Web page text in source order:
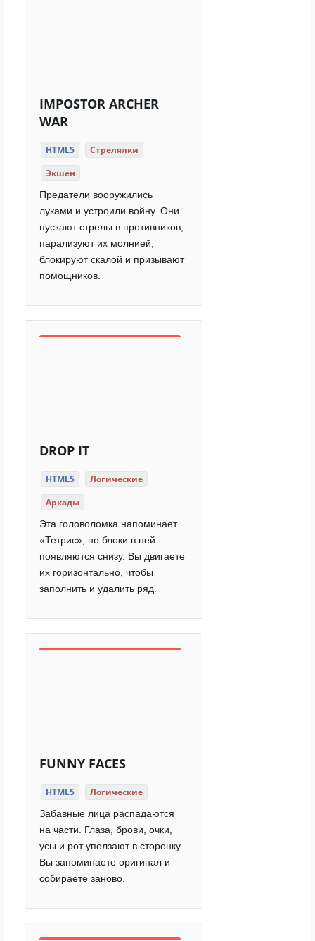
IMPOSTOR ARCHER
WAR
HTML5
Стрелялки
Экшен
Предатели вооружились
луками и устроили войну. Они
пускают стрелы в противников,
парализуют их молнией,
блокируют скалой и призывают
помощников.
DROP IT
HTML5
Логические
Аркады
Эта головоломка напоминает
«Тетрис», но блоки в ней
появляются снизу. Вы двигаете
их горизонтально, чтобы
заполнить и удалить ряд.
FUNNY FACES
HTML5 Логические
Забавные лица распадаются
на части. Глаза, брови, очки,
усы и рот уползают в сторонку.
Вы запоминаете оригинал и
собираете заново.